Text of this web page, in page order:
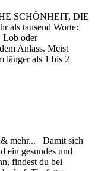
SCHÖNHEIT, DIE
als tausend Worte:
Lob oder
Anlass. Meist
länger als 1 bis 2
mehr... Damit sich
ein gesundes und
findest du bei